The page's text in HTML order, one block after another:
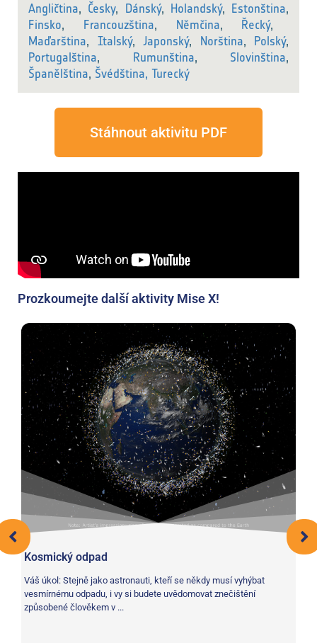
Angličtina, Česky, Dánský, Holandský, Estonština,
Finsko, Francouzština, Němčina, Řecký,
Maďarština, Italský, Japonský, Norština, Polský,
Portugalština, Rumunština, Slovinština,
Španělština, Švédština, Turecký
Stáhnout aktivitu PDF
Prozkoumejte další aktivity Mise X!
Kosmický odpad
Váš úkol: Stejně jako astronauti, kteří se někdy musí vyhýbat
vesmírnému odpadu, i vy si budete uvědomovat znečištění
způsobené člověkem v ...